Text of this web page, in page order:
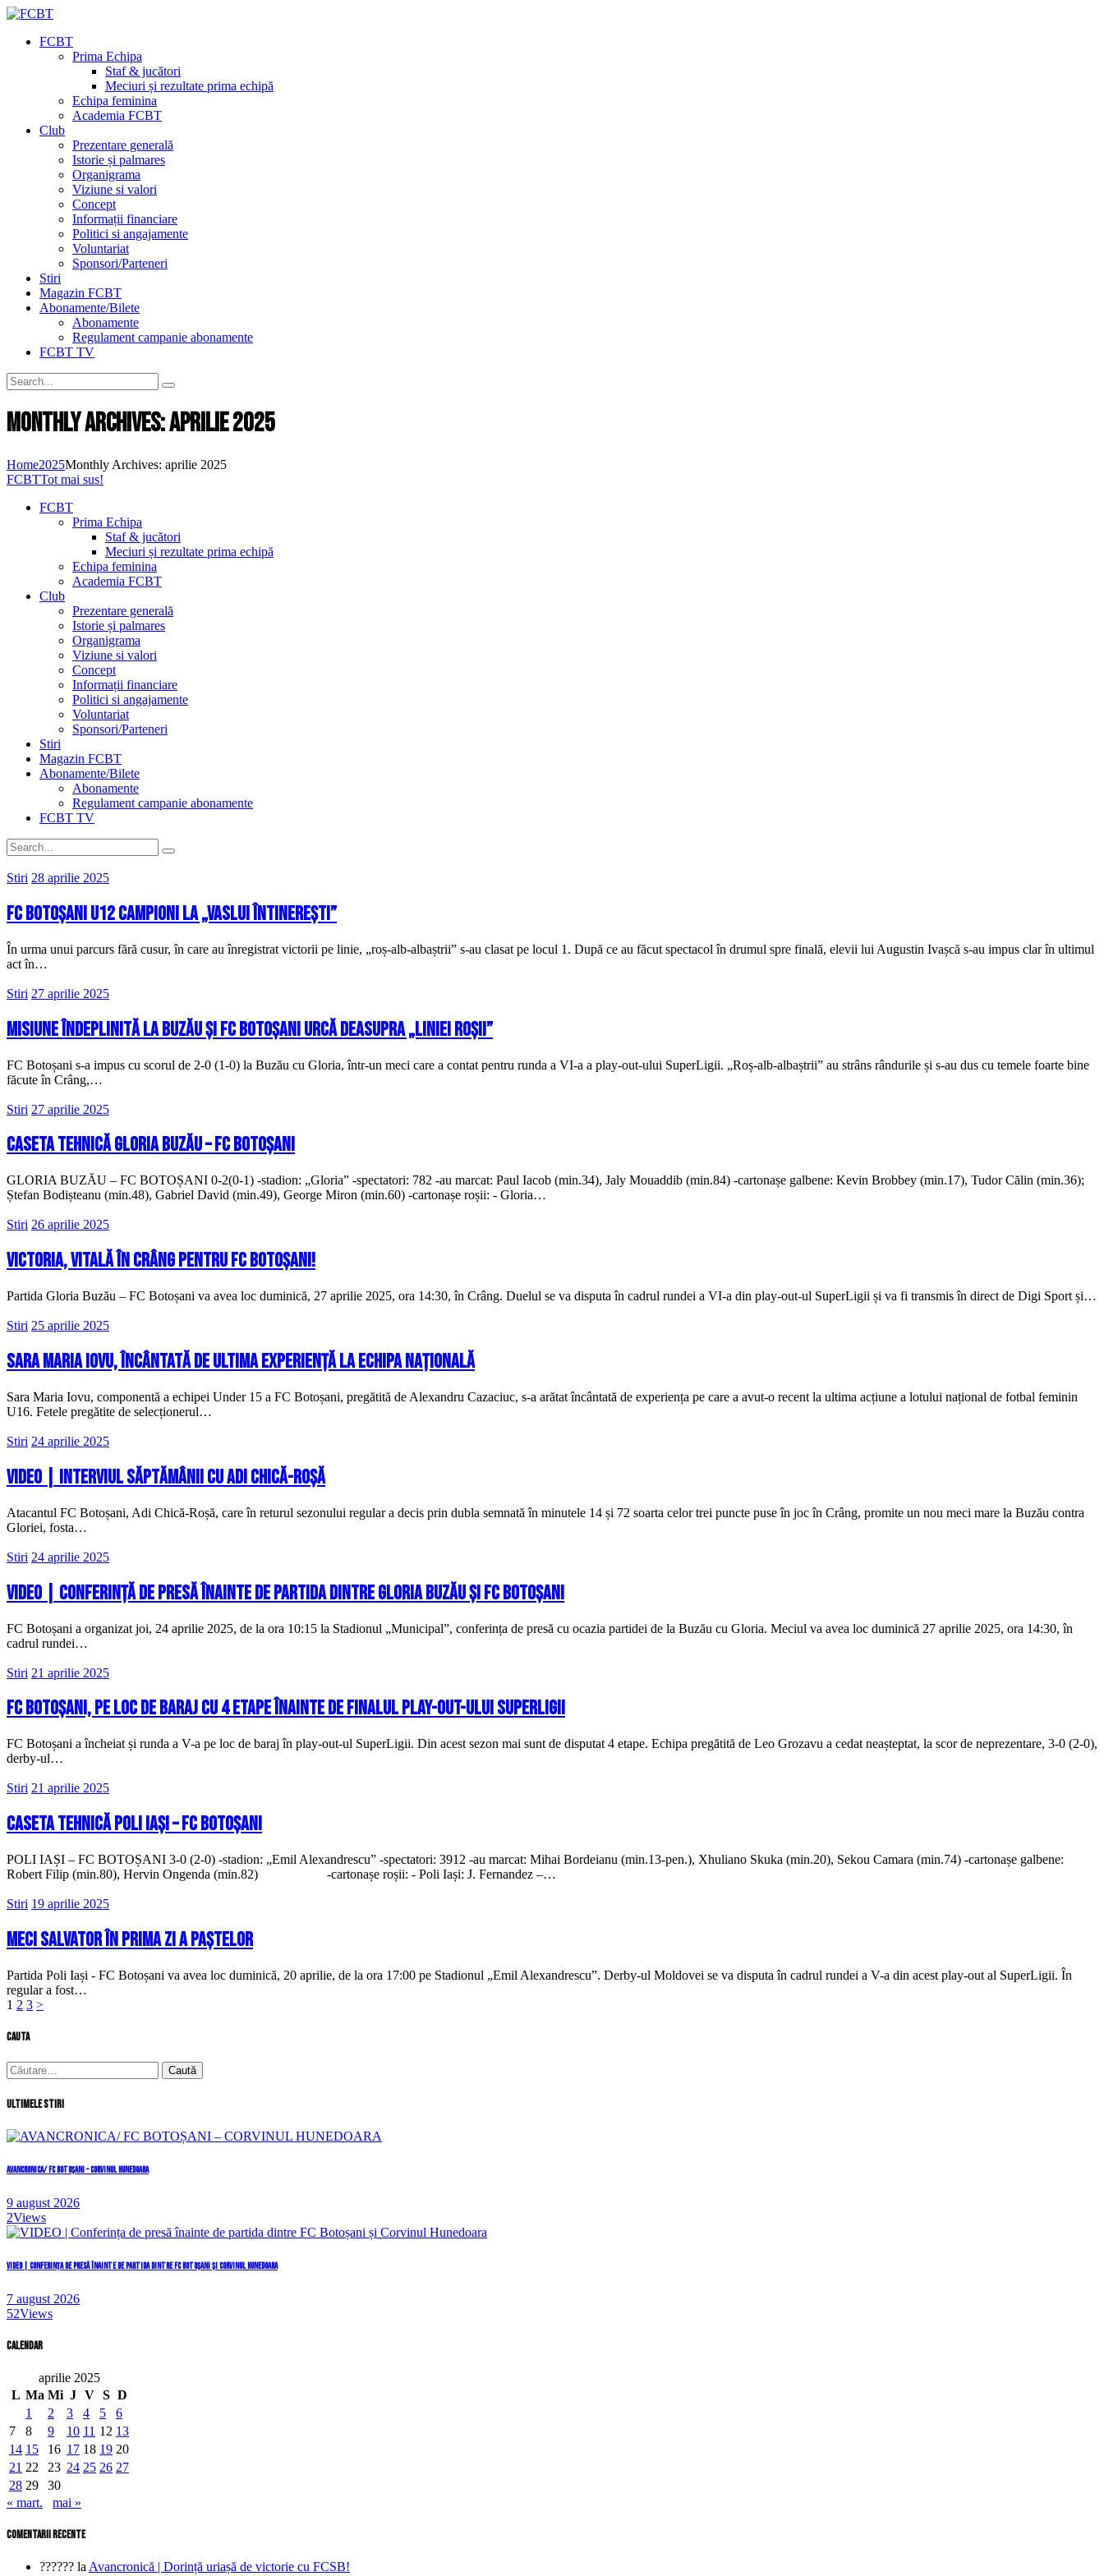
FCBT
Prima Echipa
Staf & jucători
Meciuri și rezultate prima echipă
Echipa feminina
Academia FCBT
Club
Prezentare generală
Istorie și palmares
Organigrama
Viziune si valori
Concept
Informații financiare
Politici si angajamente
Voluntariat
Sponsori/Parteneri
Stiri
Magazin FCBT
Abonamente/Bilete
Abonamente
Regulament campanie abonamente
FCBT TV
Monthly Archives: aprilie 2025
Home2025Monthly Archives: aprilie 2025
FCBTTot mai sus!
FCBT
Prima Echipa
Staf & jucători
Meciuri și rezultate prima echipă
Echipa feminina
Academia FCBT
Club
Prezentare generală
Istorie și palmares
Organigrama
Viziune si valori
Concept
Informații financiare
Politici si angajamente
Voluntariat
Sponsori/Parteneri
Stiri
Magazin FCBT
Abonamente/Bilete
Abonamente
Regulament campanie abonamente
FCBT TV
Stiri 28 aprilie 2025
FC Botoșani U12 campioni la „Vaslui ÎntinerEȘTI”
În urma unui parcurs fără cusur, în care au înregistrat victorii pe linie, „roș-alb-albaștrii” s-au clasat pe locul 1. După ce au făcut spectacol în drumul spre finală, elevii lui Augustin Ivașcă s-au impus clar în ultimul
act în…
Stiri 27 aprilie 2025
Misiune îndeplinită la Buzău și FC Botoșani urcă deasupra „liniei roșii”
FC Botoșani s-a impus cu scorul de 2-0 (1-0) la Buzău cu Gloria, într-un meci care a contat pentru runda a VI-a a play-out-ului SuperLigii. „Roș-alb-albaștrii” au strâns rândurile și s-au dus cu temele foarte bine
făcute în Crâng,…
Stiri 27 aprilie 2025
Caseta tehnică Gloria Buzău – FC Botoșani
GLORIA BUZĂU – FC BOTOȘANI 0-2(0-1) -stadion: „Gloria” -spectatori: 782 -au marcat: Paul Iacob (min.34), Jaly Mouaddib (min.84) -cartonașe galbene: Kevin Brobbey (min.17), Tudor Călin (min.36);
Ștefan Bodișteanu (min.48), Gabriel David (min.49), George Miron (min.60) -cartonașe roșii: - Gloria…
Stiri 26 aprilie 2025
Victoria, vitală în Crâng pentru FC Botoșani!
Partida Gloria Buzău – FC Botoșani va avea loc duminică, 27 aprilie 2025, ora 14:30, în Crâng. Duelul se va disputa în cadrul rundei a VI-a din play-out-ul SuperLigii și va fi transmis în direct de Digi Sport și…
Stiri 25 aprilie 2025
Sara Maria Iovu, încântată de ultima experiență la Echipa Națională
Sara Maria Iovu, componentă a echipei Under 15 a FC Botoșani, pregătită de Alexandru Cazaciuc, s-a arătat încântată de experiența pe care a avut-o recent la ultima acțiune a lotului național de fotbal feminin
U16. Fetele pregătite de selecționerul…
Stiri 24 aprilie 2025
VIDEO | Interviul săptămânii cu Adi Chică-Roșă
Atacantul FC Botoșani, Adi Chică-Roșă, care în returul sezonului regular a decis prin dubla semnată în minutele 14 și 72 soarta celor trei puncte puse în joc în Crâng, promite un nou meci mare la Buzău contra
Gloriei, fosta…
Stiri 24 aprilie 2025
VIDEO | Conferință de presă înainte de partida dintre Gloria Buzău și FC Botoșani
FC Botoșani a organizat joi, 24 aprilie 2025, de la ora 10:15 la Stadionul „Municipal”, conferința de presă cu ocazia partidei de la Buzău cu Gloria. Meciul va avea loc duminică 27 aprilie 2025, ora 14:30, în
cadrul rundei…
Stiri 21 aprilie 2025
FC Botoșani, pe loc de baraj cu 4 etape înainte de finalul play-out-ului SuperLigii
FC Botoșani a încheiat și runda a V-a pe loc de baraj în play-out-ul SuperLigii. Din acest sezon mai sunt de disputat 4 etape. Echipa pregătită de Leo Grozavu a cedat neașteptat, la scor de neprezentare, 3-0 (2-0),
derby-ul…
Stiri 21 aprilie 2025
Caseta tehnică Poli Iași – FC Botoșani
POLI IAȘI – FC BOTOȘANI 3-0 (2-0) -stadion: „Emil Alexandrescu” -spectatori: 3912 -au marcat: Mihai Bordeianu (min.13-pen.), Xhuliano Skuka (min.20), Sekou Camara (min.74) -cartonașe galbene:
Robert Filip (min.80), Hervin Ongenda (min.82) -cartonașe roșii: - Poli Iași: J. Fernandez –…
Stiri 19 aprilie 2025
Meci salvator în prima zi a Paștelor
Partida Poli Iași - FC Botoșani va avea loc duminică, 20 aprilie, de la ora 17:00 pe Stadionul „Emil Alexandrescu”. Derby-ul Moldovei se va disputa în cadrul rundei a V-a din acest play-out al SuperLigii. În
regular a fost…
Paginație
articole
Page
1 Page
2 Page
3 >
cauta
Caută
după:
Ultimele stiri
AVANCRONICA/ FC BOTOȘANI – CORVINUL HUNEDOARA
9 august 2026
2Views
VIDEO | Conferința de presă înainte de partida dintre FC Botoșani și Corvinul Hunedoara
7 august 2026
52Views
Calendar
aprilie 2025
L Ma Mi J V S D
1
2 3 4 5
6
7
8 9 10 11 12 13
14 15 16 17 18 19 20
21 22 23 24 25 26 27
28 29
30
« mart.
mai »
comentarii recente
?????? la Avancronică | Dorință uriașă de victorie cu FCSB!